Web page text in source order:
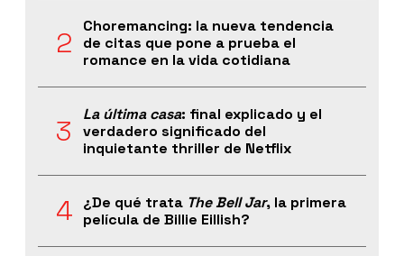
Choremancing: la nueva tendencia
de citas que pone a prueba el
romance en la vida cotidiana
La última casa: final explicado y el
verdadero significado del
inquietante thriller de Netflix
¿De qué trata The Bell Jar, la primera
película de Billie Eillish?